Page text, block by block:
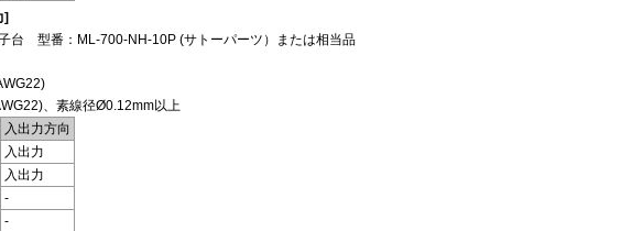
]
台 型番：ML-700-NH-10P (サトーパーツ）または相当品
、素線径Ø0.12mm以上
入出力方向
入出力
入出力
-
-